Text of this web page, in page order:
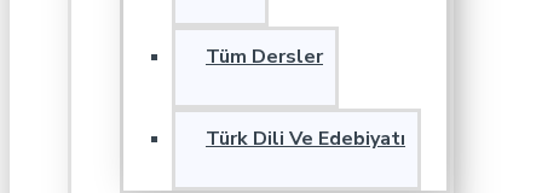
Tüm Dersler
Türk Dili Ve Edebiyatı